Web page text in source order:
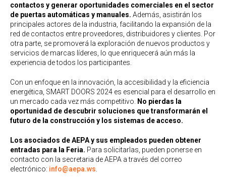
contactos y generar oportunidades comerciales en el sector
de puertas automáticas y manuales. Además, asistirán los
principales actores de la industria, facilitando la expansión de la
red de contactos entre proveedores, distribuidores y clientes. Por
otra parte, se promoverá la exploración de nuevos productos y
servicios de marcas líderes, lo que enriquecerá aún más la
experiencia de todos los participantes.
Con un enfoque en la innovación, la accesibilidad y la eficiencia
energética, SMART DOORS 2024 es esencial para el desarrollo en
un mercado cada vez más competitivo.
No pierdas la
oportunidad de descubrir soluciones que transformarán el
futuro de la construcción y los sistemas de acceso.
Los asociados de AEPA y sus empleados pueden obtener
entradas para la Feria. Para solicitarlas, pueden ponerse en
contacto con la secretaria de AEPA a través del correo
electrónico: info@aepa.ws